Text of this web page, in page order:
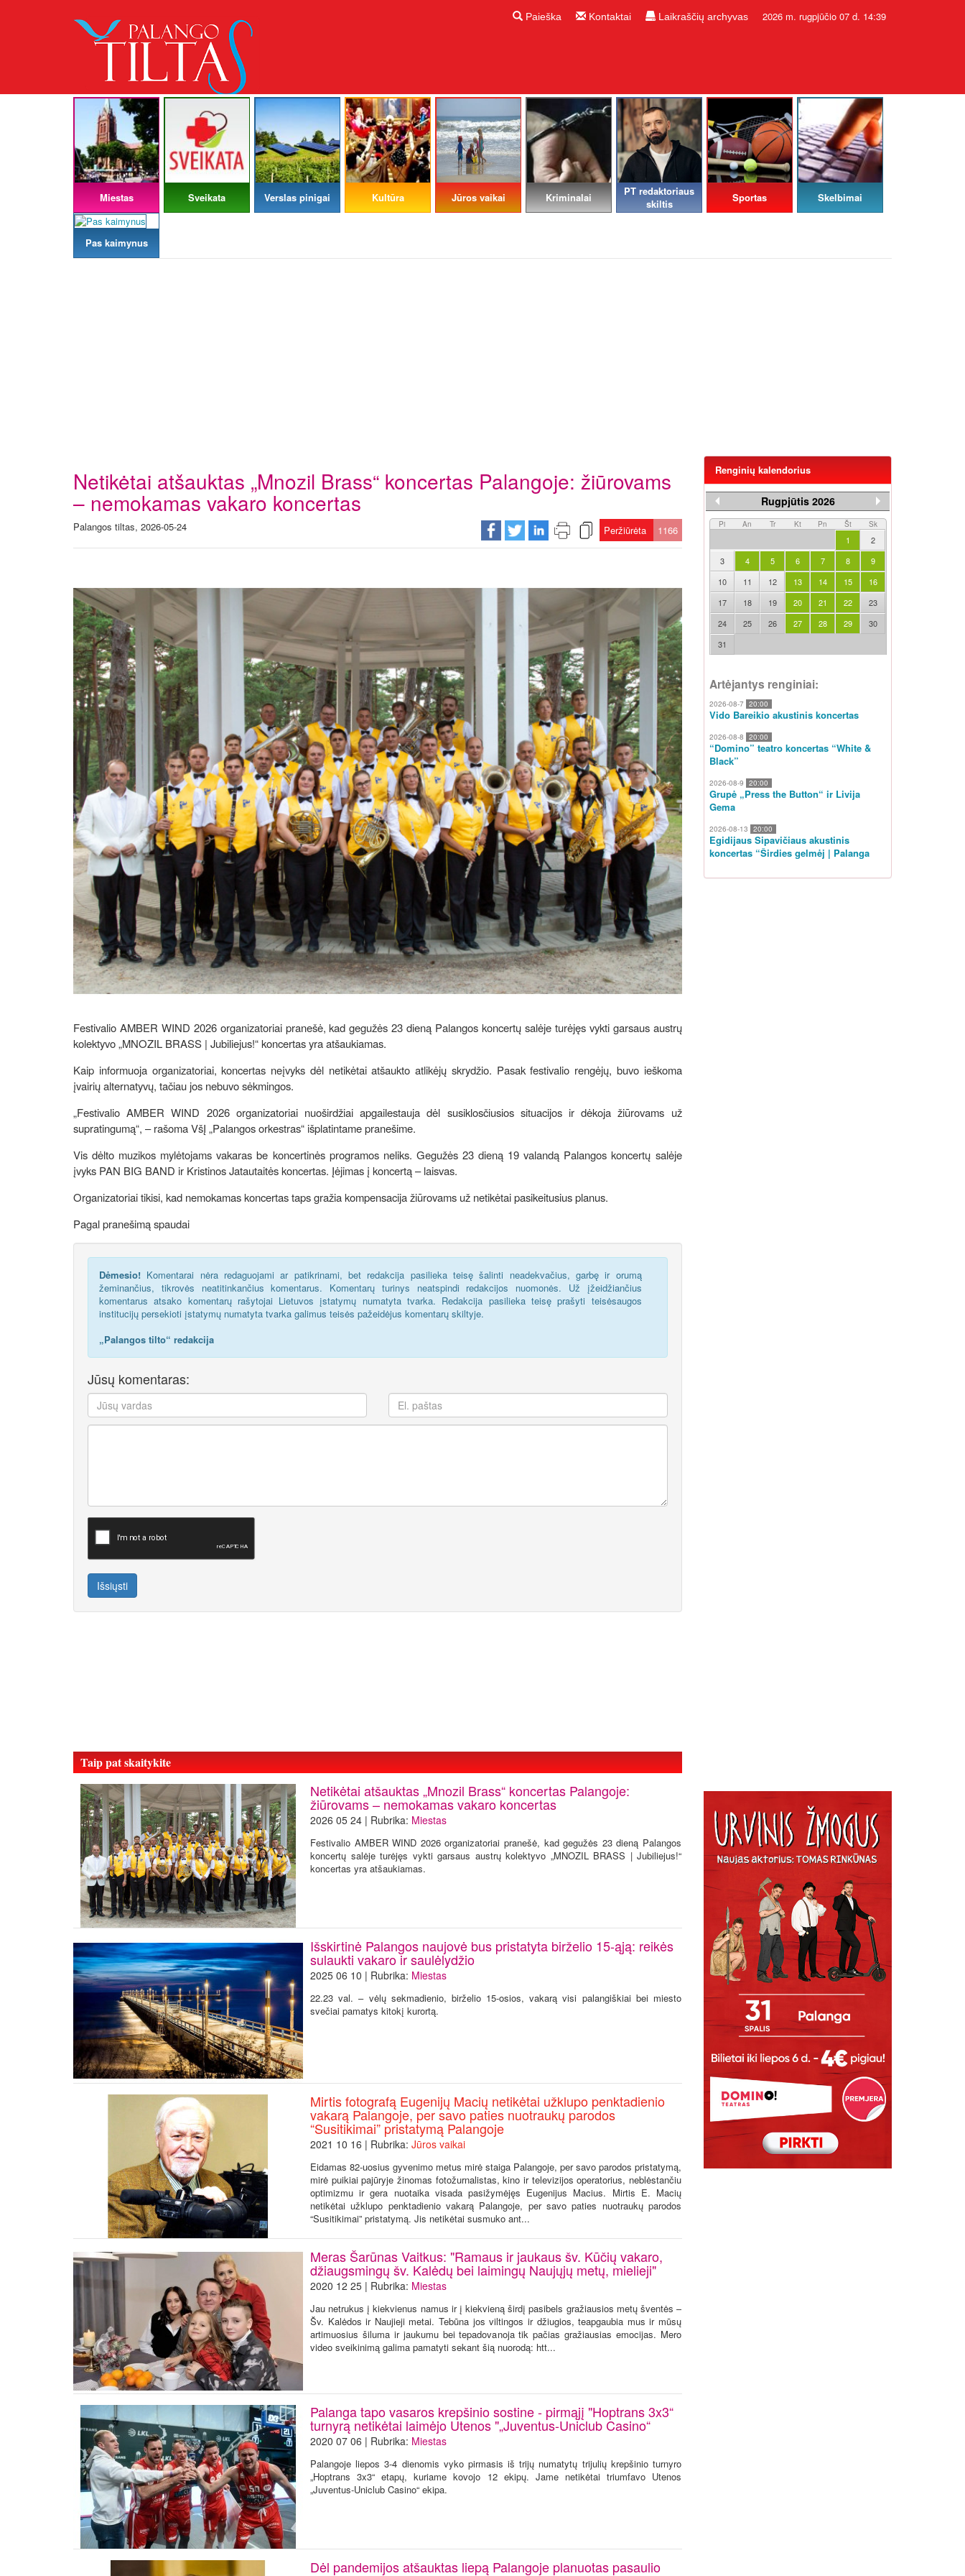
Paieška Kontaktai Laikraščių archyvas 2026 m. rugpjūčio 07 d. 14:39
Miestas Sveikata Verslas pinigai Kultūra Jūros vaikai Kriminalai
PT redaktoriaus
skiltis
Sportas Skelbimai
Pas kaimynus
Netikėtai atšauktas „Mnozil Brass“ koncertas Palangoje: žiūrovams
– nemokamas vakaro koncertas
Palangos tiltas, 2026-05-24 Peržiūrėta 1166
Festivalio AMBER WIND 2026 organizatoriai pranešė, kad gegužės 23 dieną Palangos koncertų salėje turėjęs vykti garsaus austrų
kolektyvo „MNOZIL BRASS | Jubiliejus!“ koncertas yra atšaukiamas.
Kaip informuoja organizatoriai, koncertas neįvyks dėl netikėtai atšaukto atlikėjų skrydžio. Pasak festivalio rengėjų, buvo ieškoma
įvairių alternatyvų, tačiau jos nebuvo sėkmingos.
„Festivalio AMBER WIND 2026 organizatoriai nuoširdžiai apgailestauja dėl susiklosčiusios situacijos ir dėkoja žiūrovams už
supratingumą“, – rašoma VšĮ „Palangos orkestras“ išplatintame pranešime.
Vis dėlto muzikos mylėtojams vakaras be koncertinės programos neliks. Gegužės 23 dieną 19 valandą Palangos koncertų salėje
įvyks PAN BIG BAND ir Kristinos Jatautaitės koncertas. Įėjimas į koncertą – laisvas.
Organizatoriai tikisi, kad nemokamas koncertas taps gražia kompensacija žiūrovams už netikėtai pasikeitusius planus.
Pagal pranešimą spaudai
Dėmesio! Komentarai nėra redaguojami ar patikrinami, bet redakcija pasilieka teisę šalinti neadekvačius, garbę ir orumą
žeminančius, tikrovės neatitinkančius komentarus. Komentarų turinys neatspindi redakcijos nuomonės. Už įžeidžiančius
komentarus atsako komentarų rašytojai Lietuvos įstatymų numatyta tvarka. Redakcija pasilieka teisę prašyti teisėsaugos
institucijų persekioti įstatymų numatyta tvarka galimus teisės pažeidėjus komentarų skiltyje.
„Palangos tilto“ redakcija
Jūsų komentaras:
Išsiųsti
Taip pat skaitykite
Netikėtai atšauktas „Mnozil Brass“ koncertas Palangoje:
žiūrovams – nemokamas vakaro koncertas
2026 05 24 | Rubrika: Miestas
Festivalio AMBER WIND 2026 organizatoriai pranešė, kad gegužės 23 dieną Palangos
koncertų salėje turėjęs vykti garsaus austrų kolektyvo „MNOZIL BRASS | Jubiliejus!“
koncertas yra atšaukiamas.
Išskirtinė Palangos naujovė bus pristatyta birželio 15-ąją: reikės
sulaukti vakaro ir saulėlydžio
2025 06 10 | Rubrika: Miestas
22.23 val. – vėlų sekmadienio, birželio 15-osios, vakarą visi palangiškiai bei miesto
svečiai pamatys kitokį kurortą.
Mirtis fotografą Eugenijų Macių netikėtai užklupo penktadienio
vakarą Palangoje, per savo paties nuotraukų parodos
“Susitikimai” pristatymą Palangoje
2021 10 16 | Rubrika: Jūros vaikai
Eidamas 82-uosius gyvenimo metus mirė staiga Palangoje, per savo parodos pristatymą,
mirė puikiai pajūryje žinomas fotožurnalistas, kino ir televizijos operatorius, neblėstančiu
optimizmu ir gera nuotaika visada pasižymėjęs Eugenijus Macius. Mirtis E. Macių
netikėtai užklupo penktadienio vakarą Palangoje, per savo paties nuotraukų parodos
“Susitikimai” pristatymą. Jis netikėtai susmuko ant...
Meras Šarūnas Vaitkus: "Ramaus ir jaukaus šv. Kūčių vakaro,
džiaugsmingų šv. Kalėdų bei laimingų Naujųjų metų, mielieji"
2020 12 25 | Rubrika: Miestas
Jau netrukus į kiekvienus namus ir į kiekvieną širdį pasibels gražiausios metų šventės –
Šv. Kalėdos ir Naujieji metai. Tebūna jos viltingos ir džiugios, teapgaubia mus ir mūsų
artimuosius šiluma ir jaukumu bei tepadovanoja tik pačias gražiausias emocijas. Mero
video sveikinimą galima pamatyti sekant šią nuorodą: htt...
Palanga tapo vasaros krepšinio sostine - pirmąjį "Hoptrans 3x3“
turnyrą netikėtai laimėjo Utenos "„Juventus-Uniclub Casino“
2020 07 06 | Rubrika: Miestas
Palangoje liepos 3-4 dienomis vyko pirmasis iš trijų numatytų trijulių krepšinio turnyro
„Hoptrans 3x3“ etapų, kuriame kovojo 12 ekipų. Jame netikėtai triumfavo Utenos
„Juventus-Uniclub Casino“ ekipa.
Dėl pandemijos atšauktas liepą Palangoje planuotas pasaulio
Renginių kalendorius
Rugpjūtis 2026
Pi An Tr Kt Pn Št Sk
1
2
3
4 5 6 7 8
9
10
11 12 13 14 15
16
17
18 19 20 21 22
23
24
25 26 27 28 29
30
31
Artėjantys renginiai:
2026-08-7 20:00
Vido Bareikio akustinis koncertas
2026-08-8 20:00
“Domino” teatro koncertas “White &
Black”
2026-08-9 20:00
Grupė „Press the Button“ ir Livija
Gema
2026-08-13 20:00
Egidijaus Sipavičiaus akustinis
koncertas “Širdies gelmėj | Palanga